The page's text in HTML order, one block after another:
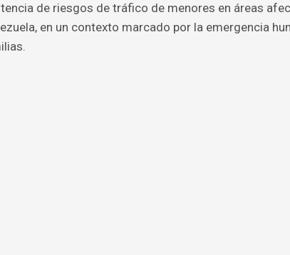
de riesgos de tráfico de menores en áreas
en un contexto marcado por la emergencia